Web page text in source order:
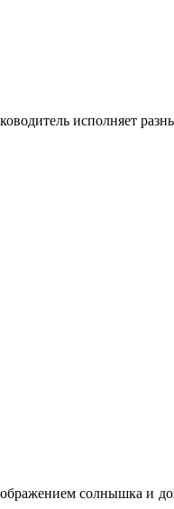
исполняет
солнышка и